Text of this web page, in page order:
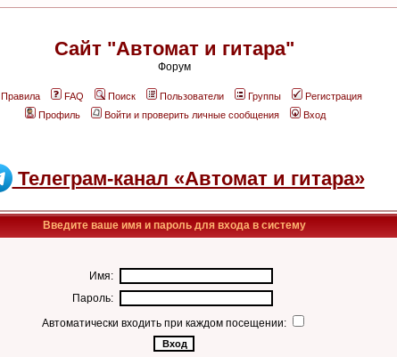
Сайт "Автомат и гитара"
Форум
Правила FAQ Поиск Пользователи Группы
Регистрация
Профиль
Войти и проверить личные сообщения Вход
Телеграм-канал «Автомат и гитара»
Введите ваше имя и пароль для входа в систему
Имя:
Пароль:
Автоматически входить при каждом посещении: